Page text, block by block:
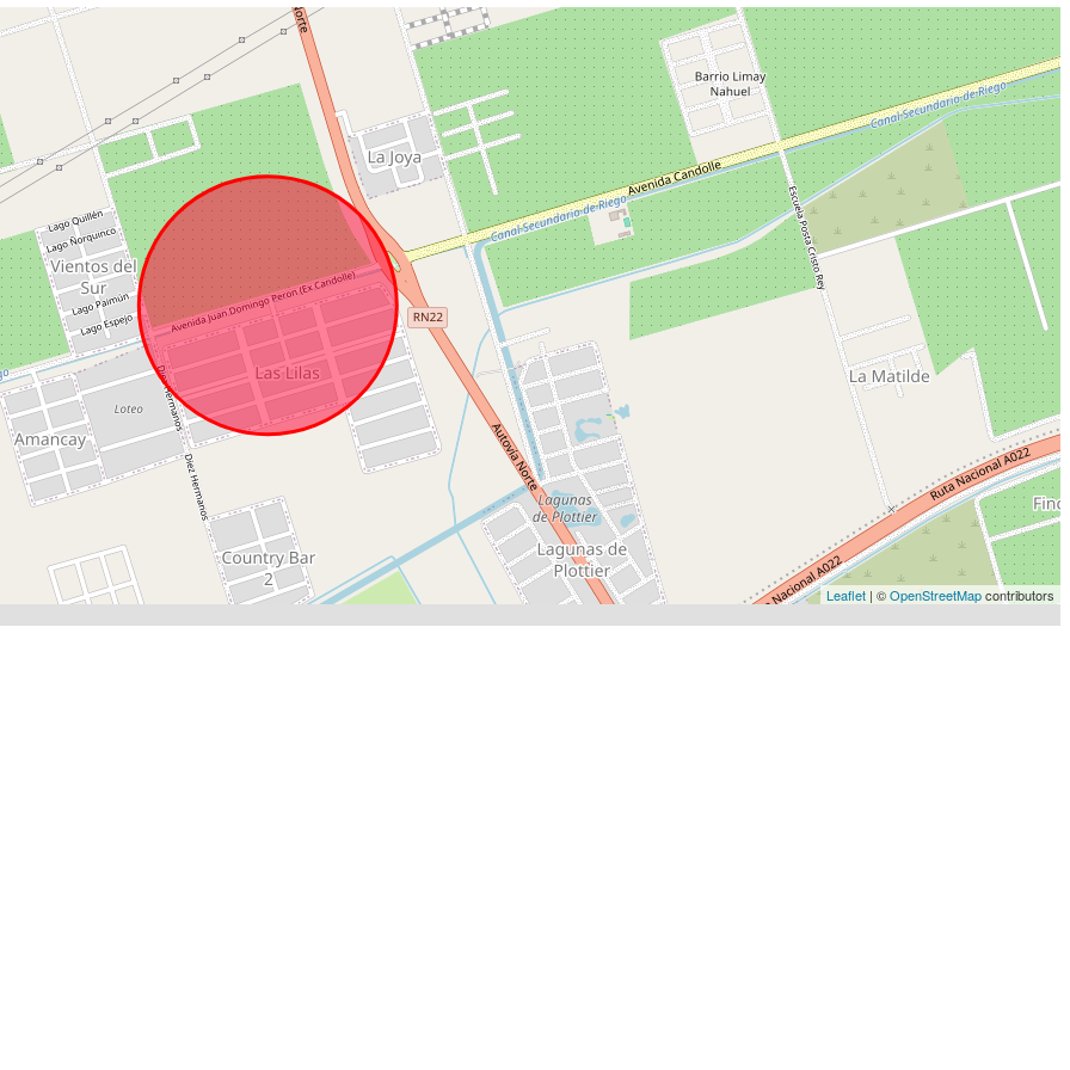
Leaflet | ©OpenStreetMapcontributors